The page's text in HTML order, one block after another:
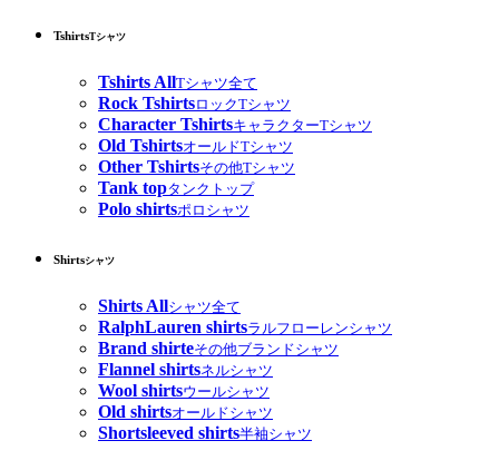
TshirtsTシャツ
Tshirts AllTシャツ全て
Rock TshirtsロックTシャツ
Character TshirtsキャラクターTシャツ
Old TshirtsオールドTシャツ
Other Tshirtsその他Tシャツ
Tank topタンクトップ
Polo shirtsポロシャツ
Shirtsシャツ
Shirts Allシャツ全て
RalphLauren shirtsラルフローレンシャツ
Brand shirteその他ブランドシャツ
Flannel shirtsネルシャツ
Wool shirtsウールシャツ
Old shirtsオールドシャツ
Shortsleeved shirts半袖シャツ